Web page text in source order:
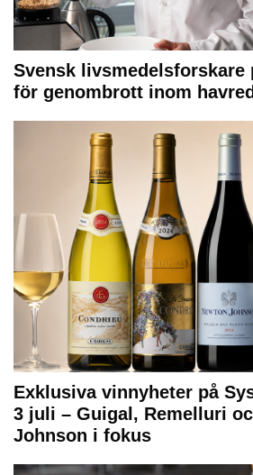
Svensk livsmedelsforskare
för genombrott inom
Exklusiva vinnyheter på
3 juli – Guigal, Remelluri
Johnson i fokus